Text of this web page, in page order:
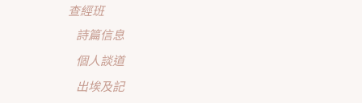
查經班
詩篇信息
個人談道
出埃及記